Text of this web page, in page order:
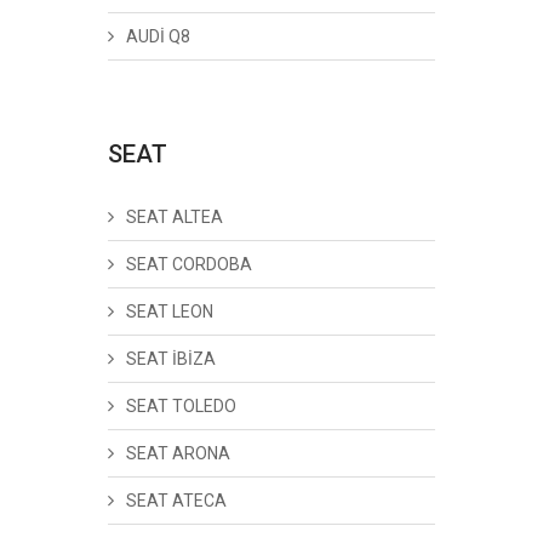
AUDİ Q8
SEAT
SEAT ALTEA
SEAT CORDOBA
SEAT LEON
SEAT İBİZA
SEAT TOLEDO
SEAT ARONA
SEAT ATECA